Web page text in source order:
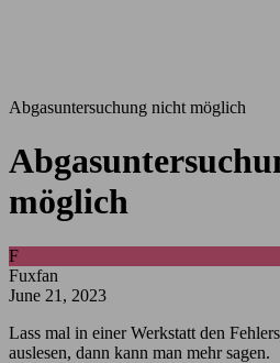
Abgasuntersuchung nicht möglich
möglich
F
Fuxfan
June 21, 2023
Lass mal in einer Werkstatt den
auslesen, dann kann man mehr sagen.